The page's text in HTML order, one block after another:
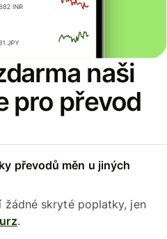
naši
pro převod
převodů měn u jiných
žádné skryté poplatky, jen
.